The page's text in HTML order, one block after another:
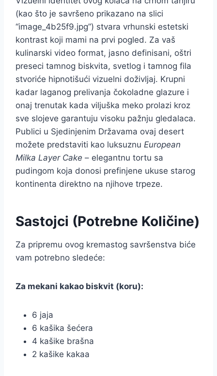
(kao što je savršeno prikazano na slici
“image_4b25f9.jpg”) stvara vrhunski estetski
kontrast koji mami na prvi pogled. Za vaš
kulinarski video format, jasno definisani, oštri
preseci tamnog biskvita, svetlog i tamnog fila
stvoriće hipnotišući vizuelni doživljaj. Krupni
kadar laganog prelivanja čokoladne glazure i
onaj trenutak kada viljuška meko prolazi kroz
sve slojeve garantuju visoku pažnju gledalaca.
Publici u Sjedinjenim Državama ovaj desert
možete predstaviti kao luksuznu European
Milka Layer Cake – elegantnu tortu sa
pudingom koja donosi prefinjene ukuse starog
kontinenta direktno na njihove trpeze.
Sastojci (Potrebne Količine)
Za pripremu ovog kremastog savršenstva biće
vam potrebno sledeće:
Za mekani kakao biskvit (koru):
6 jaja
6 kašika šećera
4 kašike brašna
2 kašike kakaa